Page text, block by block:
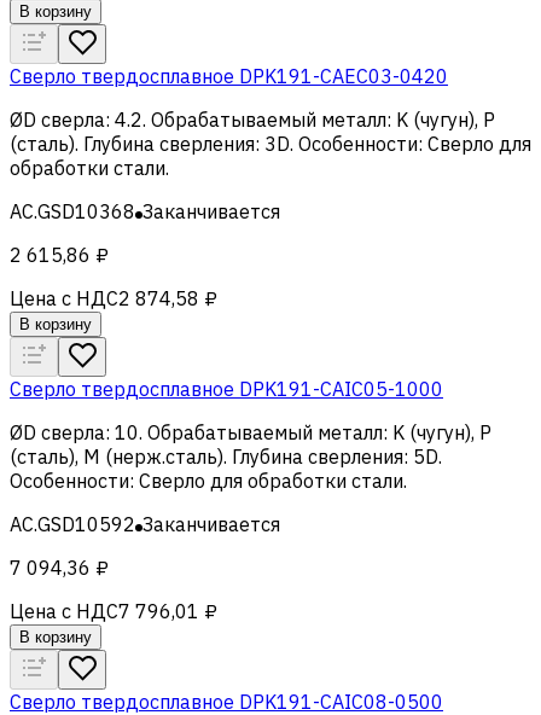
В корзину
Сверло твердосплавное DPK191-CAEC03-0420
ØD сверла: 4.2. Обрабатываемый металл: K (чугун), Р
(сталь). Глубина сверления: 3D. Особенности: Сверло для
обработки стали.
AC.GSD10368 Заканчивается
2 615,86 ₽
Цена с НДС2 874,58 ₽
В корзину
Сверло твердосплавное DPK191-CAIC05-1000
ØD сверла: 10. Обрабатываемый металл: K (чугун), Р
(сталь), M (нерж.сталь). Глубина сверления: 5D.
Особенности: Сверло для обработки стали.
AC.GSD10592 Заканчивается
7 094,36 ₽
Цена с НДС7 796,01 ₽
В корзину
Сверло твердосплавное DPK191-CAIC08-0500